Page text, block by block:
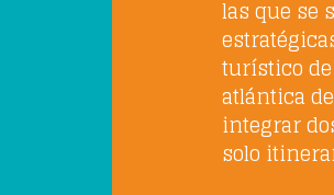
las que se
turístico
atlántica
integrar
solo